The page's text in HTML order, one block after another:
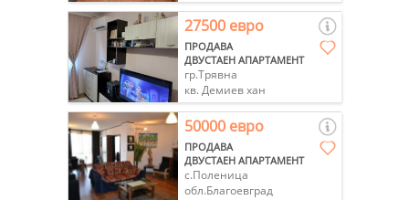
27500 евро
ПРОДАВА
ДВУСТАЕН АПАРТАМЕНТ
гр.Трявна
кв. Демиев хан
50000 евро
ПРОДАВА
ДВУСТАЕН АПАРТАМЕНТ
с.Поленица
обл.Благоевград